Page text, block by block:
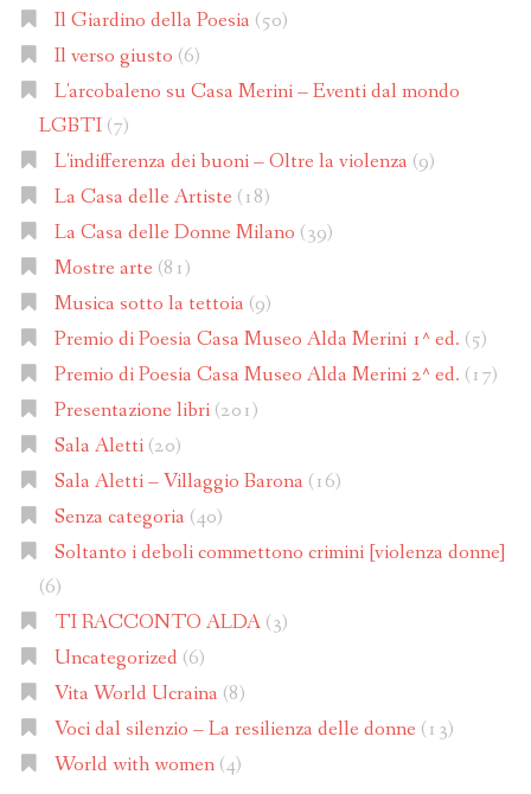
Il Giardino della Poesia (50)
Il verso giusto (6)
L'arcobaleno su Casa Merini – Eventi dal mondo
LGBTI(7)
L'indifferenza dei buoni – Oltre la violenza (9)
La Casa delle Artiste (18)
La Casa delle Donne Milano (39)
Mostre arte (81)
Musica sotto la tettoia (9)
Premio di Poesia Casa Museo Alda Merini 1^ ed. (5)
Premio di Poesia Casa Museo Alda Merini 2^ ed. (17)
Presentazione libri(201)
Sala Aletti(20)
Sala Aletti – Villaggio Barona (16)
Senza categoria (40)
Soltanto i deboli commettono crimini [violenza donne]
(6)
TI RACCONTO ALDA(3)
Uncategorized (6)
Vita World Ucraina (8)
Voci dal silenzio – La resilienza delle donne (13)
World with women(4)